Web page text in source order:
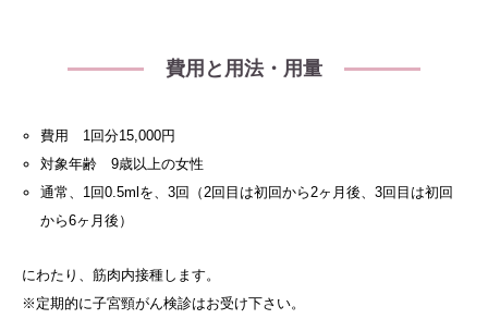
費用と用法・用量
費用 1回分15,000円
対象年齢 9歳以上の女性
通常、1回0.5mlを、3回（2回目は初回から2ヶ月後、3回目は初回
から6ヶ月後）
にわたり、筋肉内接種します。
※定期的に子宮頸がん検診はお受け下さい。